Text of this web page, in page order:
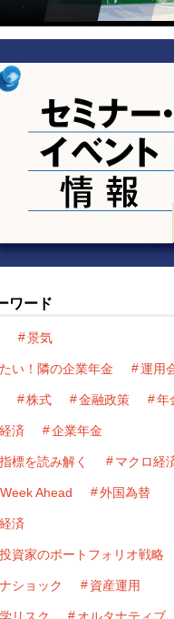
ワード
景気
い！隣の企業年金 運用
株式 金融政策 年
済 企業年金
標を読み解く マクロ経
Ahead 外国為替
済
資家のポートフォリオ戦略
ショック 資産運用